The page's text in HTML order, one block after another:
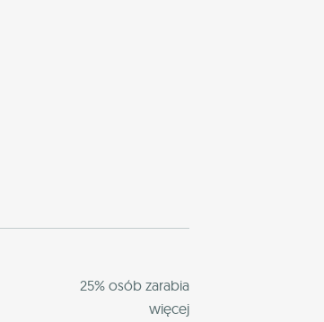
25% osób zarabia
więcej